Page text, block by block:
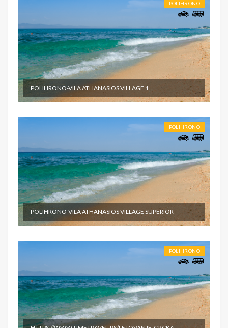
POLIHRONO
POLIHRONO-VILA ATHANASIOS VILLAGE 1
POLIHRONO
POLIHRONO-VILA ATHANASIOS VILLAGE SUPERIOR
POLIHRONO